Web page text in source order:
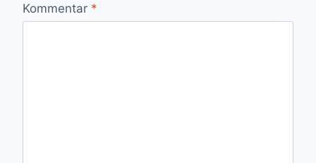
Kommentar *